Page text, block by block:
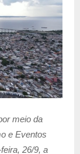
meio da
e Eventos
26/9, a